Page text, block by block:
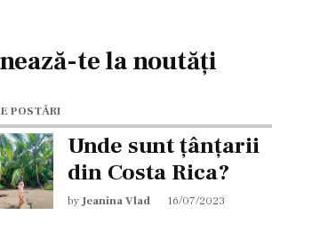
te la noutăți
POSTĂRI
Unde sunt țânțarii
din Costa Rica?
byJeanina Vlad 16/07/2023